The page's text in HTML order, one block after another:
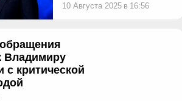
10 Августа 2025 в 16:56
Владимиру
с критической